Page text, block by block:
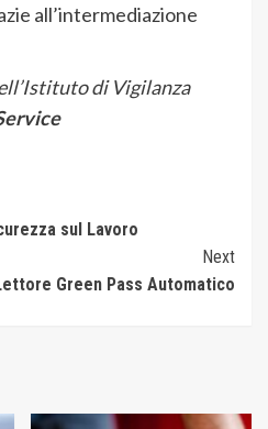
all’intermediazione
di Vigilanza
sul Lavoro
Next
Green Pass Automatico